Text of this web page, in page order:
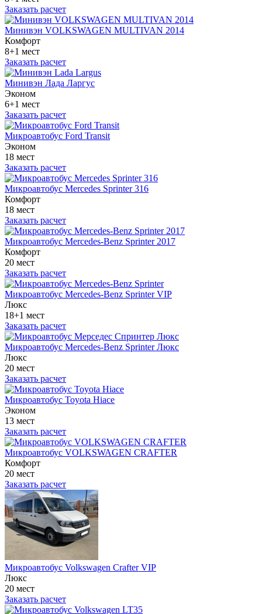
Заказать расчет
Минивэн VOLKSWAGEN MULTIVAN 2014
Комфорт
8+1 мест
Заказать расчет
Минивэн Лада Ларгус
Эконом
6+1 мест
Заказать расчет
Микроавтобус Ford Transit
Эконом
18 мест
Заказать расчет
Микроавтобус Mercedes Sprinter 316
Комфорт
18 мест
Заказать расчет
Микроавтобус Mercedes-Benz Sprinter 2017
Комфорт
20 мест
Заказать расчет
Микроавтобус Mercedes-Benz Sprinter VIP
Люкс
18+1 мест
Заказать расчет
Микроавтобус Mercedes-Benz Sprinter Люкс
Люкс
20 мест
Заказать расчет
Микроавтобус Toyota Hiace
Эконом
13 мест
Заказать расчет
Микроавтобус VOLKSWAGEN CRAFTER
Комфорт
20 мест
Заказать расчет
Микроавтобус Volkswagen Crafter VIP
Люкс
20 мест
Заказать расчет